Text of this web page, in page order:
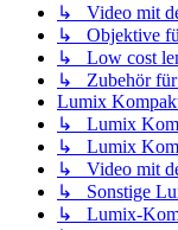
↳ Video mit
↳ Objektive
↳ Low cost
↳ Zubehör für
Lumix
↳ Lumix
↳ Lumix
↳ Video mit
↳ Sonstige
↳ Lumix-